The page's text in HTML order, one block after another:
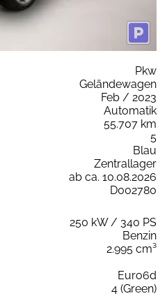
Pkw
Geländewagen
Feb / 2023
Automatik
55.707 km
5
Blau
Zentrallager
ab ca. 10.08.2026
D002780
250 kW / 340 PS
Benzin
2.995 cm³
Euro6d
4 (Green)